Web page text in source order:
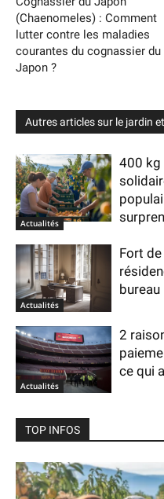
(Chaenomeles) : Comment
lutter contre les maladies
courantes du cognassier du
Japon ?
Autres articles sur le jardin
Actualités
400 kg
Actualités
Fort
Actualités
2
ce qui
TOP INFOS